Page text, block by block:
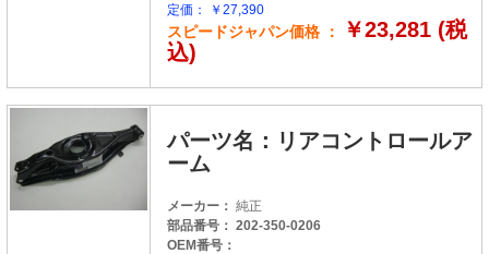
定価： ￥27,390
スピードジャパン価格 ：
￥23,281 (税
込)
パーツ名：リアコントロールア
ーム
メーカー： 純正
部品番号： 202-350-0206
OEM番号：